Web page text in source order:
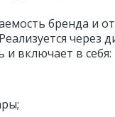
бренда и
через
включает в себя: